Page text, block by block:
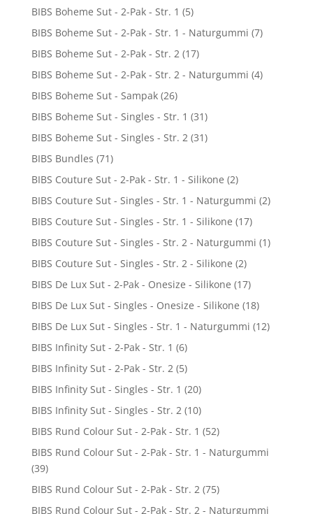
BIBS Boheme Sut - 2-Pak - Str. 1 (5)
BIBS Boheme Sut - 2-Pak - Str. 1 - Naturgummi (7)
BIBS Boheme Sut - 2-Pak - Str. 2 (17)
BIBS Boheme Sut - 2-Pak - Str. 2 - Naturgummi (4)
BIBS Boheme Sut - Sampak (26)
BIBS Boheme Sut - Singles - Str. 1 (31)
BIBS Boheme Sut - Singles - Str. 2 (31)
BIBS Bundles (71)
BIBS Couture Sut - 2-Pak - Str. 1 - Silikone (2)
BIBS Couture Sut - Singles - Str. 1 - Naturgummi (2)
BIBS Couture Sut - Singles - Str. 1 - Silikone (17)
BIBS Couture Sut - Singles - Str. 2 - Naturgummi (1)
BIBS Couture Sut - Singles - Str. 2 - Silikone (2)
BIBS De Lux Sut - 2-Pak - Onesize - Silikone (17)
BIBS De Lux Sut - Singles - Onesize - Silikone (18)
BIBS De Lux Sut - Singles - Str. 1 - Naturgummi (12)
BIBS Infinity Sut - 2-Pak - Str. 1 (6)
BIBS Infinity Sut - 2-Pak - Str. 2 (5)
BIBS Infinity Sut - Singles - Str. 1 (20)
BIBS Infinity Sut - Singles - Str. 2 (10)
BIBS Rund Colour Sut - 2-Pak - Str. 1 (52)
BIBS Rund Colour Sut - 2-Pak - Str. 1 - Naturgummi
(39)
BIBS Rund Colour Sut - 2-Pak - Str. 2 (75)
BIBS Rund Colour Sut - 2-Pak - Str. 2 - Naturgummi